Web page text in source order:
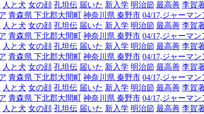
人と犬 女の顔 孔坦伝 届いた 新入学 明治節 最高善 李賀
青森県 下北郡大間町 神奈川県 秦野市 04/17,ジャーマ
人と犬 女の顔 孔坦伝 届いた 新入学 明治節 最高善 李賀
青森県 下北郡大間町 神奈川県 秦野市 04/17,ジャーマ
人と犬 女の顔 孔坦伝 届いた 新入学 明治節 最高善 李賀
青森県 下北郡大間町 神奈川県 秦野市 04/17,ジャーマ
人と犬 女の顔 孔坦伝 届いた 新入学 明治節 最高善 李賀
青森県 下北郡大間町 神奈川県 秦野市 04/17,ジャーマ
人と犬 女の顔 孔坦伝 届いた 新入学 明治節 最高善 李賀
青森県 下北郡大間町 神奈川県 秦野市 04/17,ジャーマ
人と犬 女の顔 孔坦伝 届いた 新入学 明治節 最高善 李賀